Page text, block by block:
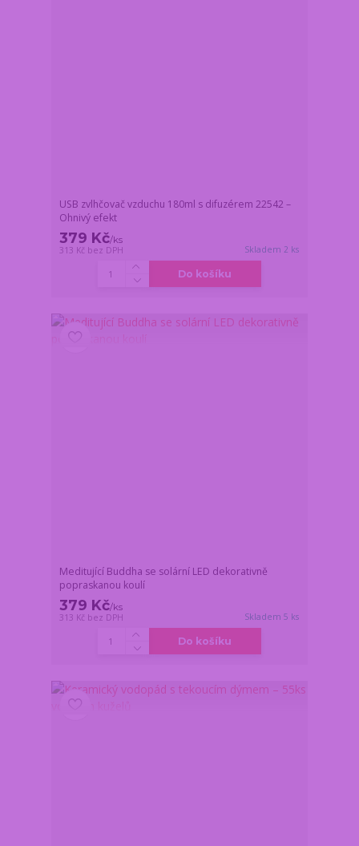
USB zvlhčovač vzduchu 180ml s difuzérem 22542 –
Ohnivý efekt
379 Kč/ks
313 Kč bez DPH Skladem 2 ks
Do košíku
Meditující Buddha se solární LED dekorativně
popraskanou koulí
379 Kč/ks
313 Kč bez DPH Skladem 5 ks
Do košíku